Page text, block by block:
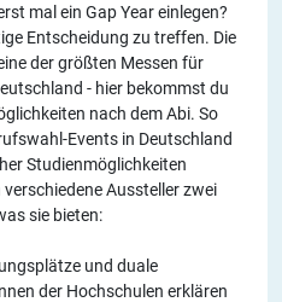
mal ein Gap Year einlegen?
Entscheidung zu treffen. Die
der größten Messen für
- hier bekommst du
nach dem Abi. So
Events in Deutschland
Studienmöglichkeiten
Aussteller zwei
sie bieten:
und duale
der Hochschulen erklären